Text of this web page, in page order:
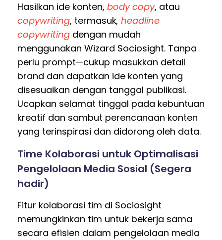
Hasilkan ide konten, body copy, atau
copywriting, termasuk, headline
copywriting dengan mudah
menggunakan Wizard Sociosight. Tanpa
perlu prompt—cukup masukkan detail
brand dan dapatkan ide konten yang
disesuaikan dengan tanggal publikasi.
Ucapkan selamat tinggal pada kebuntuan
kreatif dan sambut perencanaan konten
yang terinspirasi dan didorong oleh data.
Time Kolaborasi untuk Optimalisasi
Pengelolaan Media Sosial (Segera
hadir)
Fitur kolaborasi tim di Sociosight
memungkinkan tim untuk bekerja sama
secara efisien dalam pengelolaan media